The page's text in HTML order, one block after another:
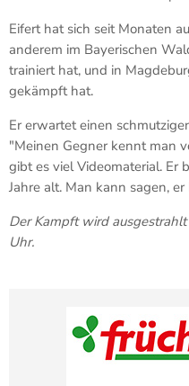
Eifert hat sich seit Monaten
anderem im Bayerischen
trainiert hat, und in
gekämpft hat.
Er erwartet einen
"Meinen Gegner kennt man
gibt es viel Videomaterial. Er
Jahre alt. Man kann sagen,
Der Kampft wird
Uhr.